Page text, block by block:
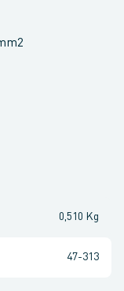
0,510 Kg
47-313